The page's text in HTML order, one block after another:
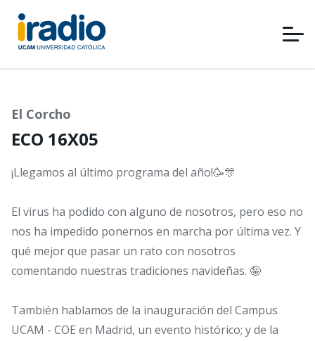
Pasar
contenido
principal
El Corcho
ECO 16X05
¡Llegamos al último programa del año!🥳🎊
El virus ha podido con alguno de nosotros, pero eso no
nos ha impedido ponernos en marcha por última vez. Y
qué mejor que pasar un rato con nosotros
comentando nuestras tradiciones navideñas. 🤪
También hablamos de la inauguración del Campus
UCAM - COE en Madrid, un evento histórico; y de la